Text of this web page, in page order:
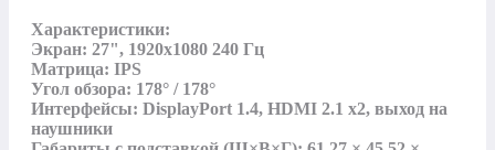
Характеристики:
Экран: 27", 1920x1080 240 Гц
Матрица: IPS
Угол обзора: 178° / 178°
Интерфейсы: DisplayPort 1.4, HDMI 2.1 x2, выход на
наушники